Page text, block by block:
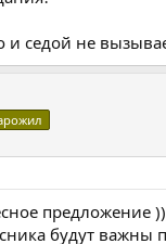
и седой не
предложение
будут важны